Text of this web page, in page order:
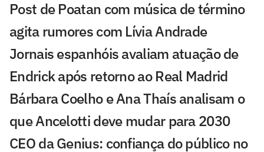
Post de Poatan com música de término
agita rumores com Lívia Andrade
Jornais espanhóis avaliam atuação de
Endrick após retorno ao Real Madrid
Bárbara Coelho e Ana Thaís analisam o
que Ancelotti deve mudar para 2030
CEO da Genius: confiança do público no